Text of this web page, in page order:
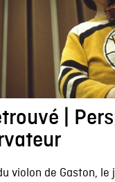
|
violon de Gaston, le